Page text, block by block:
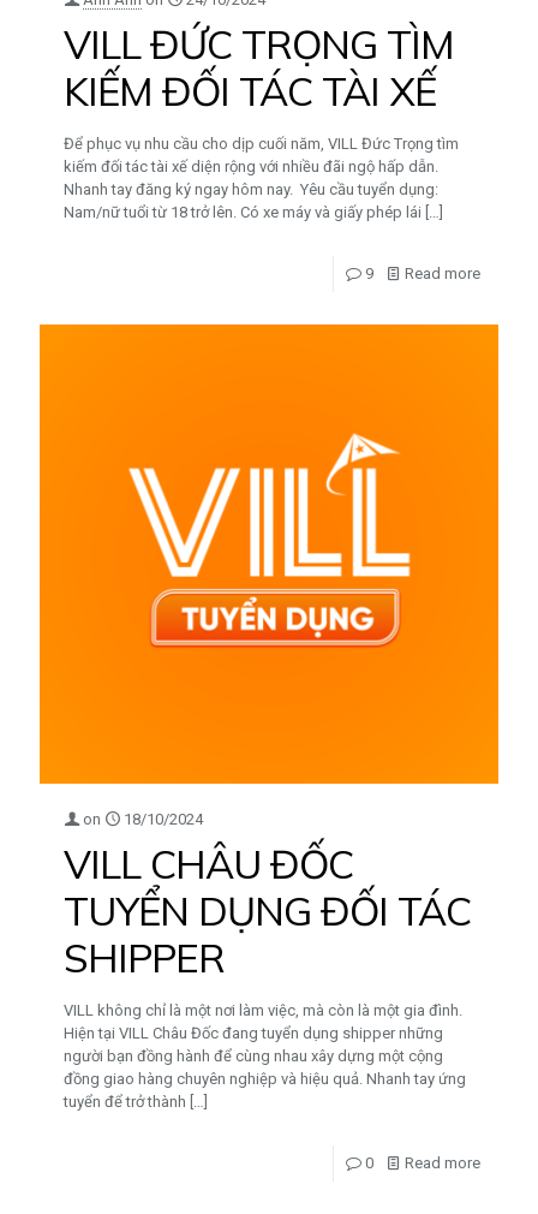
VILL ĐỨC TRỌNG TÌM
KIẾM ĐỐI TÁC TÀI XẾ
Để phục vụ nhu cầu cho dịp cuối năm, VILL Đức Trọng tìm
kiếm đối tác tài xế diện rộng với nhiều đãi ngộ hấp dẫn.
Nhanh tay đăng ký ngay hôm nay. Yêu cầu tuyển dụng:
Nam/nữ tuổi từ 18 trở lên. Có xe máy và giấy phép lái […]
9 Read more
on 18/10/2024
VILL CHÂU ĐỐC
TUYỂN DỤNG ĐỐI TÁC
SHIPPER
VILL không chỉ là một nơi làm việc, mà còn là một gia đình.
Hiện tại VILL Châu Đốc đang tuyển dụng shipper những
người bạn đồng hành để cùng nhau xây dựng một cộng
đồng giao hàng chuyên nghiệp và hiệu quả. Nhanh tay ứng
tuyển để trở thành
0 Read more